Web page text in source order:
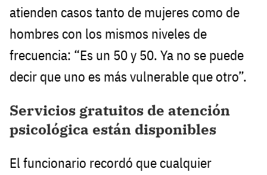
atienden casos tanto de mujeres como de
hombres con los mismos niveles de
frecuencia: “Es un 50 y 50. Ya no se puede
decir que uno es más vulnerable que otro”.
Servicios gratuitos de atención
psicológica están disponibles
El funcionario recordó que cualquier